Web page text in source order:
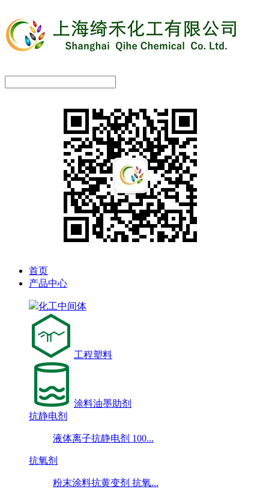
首页
产品中心
化工中间体
工程塑料
涂料油墨助剂
抗静电剂
液体离子抗静电剂 100...
抗氧剂
粉末涂料抗黄变剂 抗氧...